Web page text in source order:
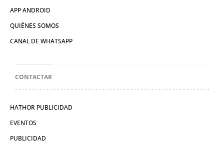
APP ANDROID
QUIÉNES SOMOS
CANAL DE WHATSAPP
CONTACTAR
HATHOR PUBLICIDAD
EVENTOS
PUBLICIDAD